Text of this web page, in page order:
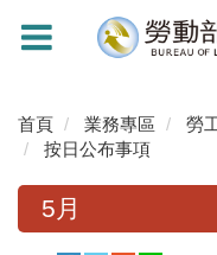
Toggle
navigation
首頁 業務專區 勞
按日公布事項
5月